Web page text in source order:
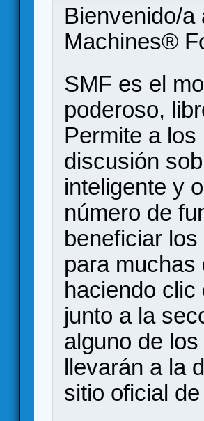
Bienvenido/
Machines®
SMF es el
poderoso,
Permite a
discusión
inteligente y
número de
beneficiar
para muchas
haciendo clic
junto a la
alguno de
llevarán a la
sitio oficial